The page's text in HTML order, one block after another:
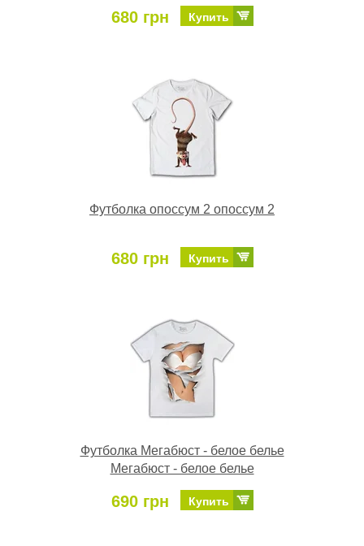
680 грн Купить
Футболка опоссум 2 опоссум 2
680 грн Купить
Футболка Мегабюст - белое белье
Мегабюст - белое белье
690 грн Купить